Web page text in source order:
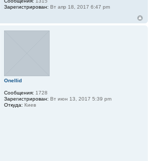
Зарегистрирован: Вт апр 18, 2017 6:47 pm
Onellid
Сообщения: 1728
Зарегистрирован: Вт июн 13, 2017 5:39 pm
Откуда: Киев